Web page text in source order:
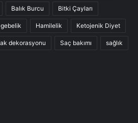
Balık Burcu Bitki Çayları
gebelik Hamilelik Ketojenik Diyet
dekorasyonu Saç bakımı sağlık